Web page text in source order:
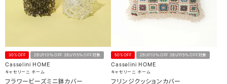
30%OFF 2BUY10％OFF 3BUY15％OFF対象
Casselini HOME
キャセリーニ ホーム
フラワービーズミニ鉢カバー
50%OFF 2BUY10％OFF 3BUY15％OFF対象
Casselini HOME
キャセリーニ ホーム
フリンジクッションカバー